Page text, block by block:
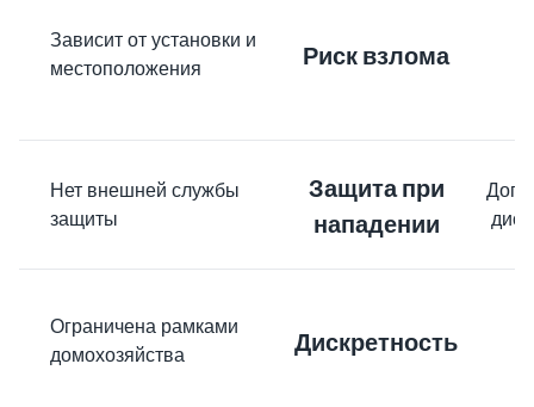
Зависит от установки и
местоположения
Риск взлома
Нет внешней службы
защиты
Защита при
нападении
Ограничена рамками
домохозяйства
Дискретность